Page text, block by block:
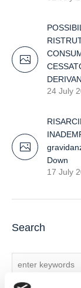
24 July
Down
17 July
Search